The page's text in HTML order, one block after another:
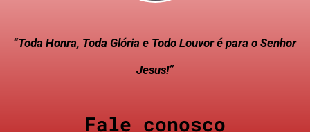
“Toda Honra, Toda Glória e Todo Louvor é para o Senhor
Jesus!”
Fale conosco